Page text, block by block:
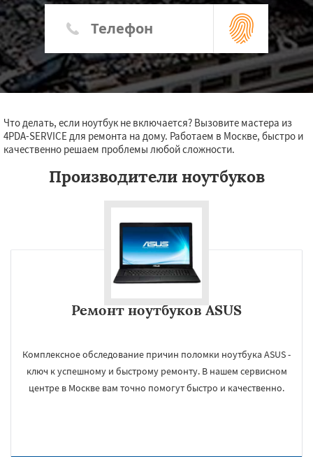
Что делать, если ноутбук не включается? Вызовите мастера из
4PDA-SERVICE для ремонта на дому. Работаем в Москве, быстро и
качественно решаем проблемы любой сложности.
Производители ноутбуков
Ремонт ноутбуков ASUS
Комплексное обследование причин поломки ноутбука ASUS -
ключ к успешному и быстрому ремонту. В нашем сервисном
центре в Москве вам точно помогут быстро и качественно.